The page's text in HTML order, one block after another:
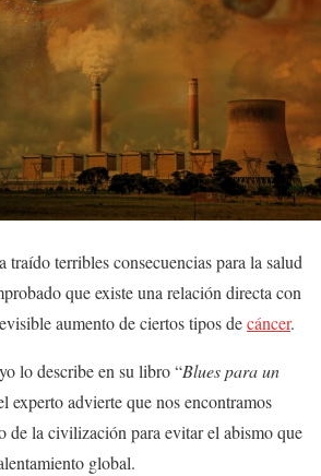
terribles consecuencias para la salud
que existe una relación directa con
aumento de ciertos tipos decáncer.
lo describe en su libro “Blues para un
experto advierte que nos encontramos
de la civilización para evitar el abismo que
global.